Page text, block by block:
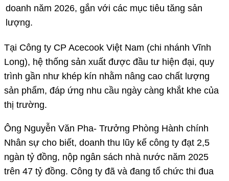
doanh năm 2026, gắn với các mục tiêu tăng sản
lượng.
Tại Công ty CP Acecook Việt Nam (chi nhánh Vĩnh
Long), hệ thống sản xuất được đầu tư hiện đại, quy
trình gần như khép kín nhằm nâng cao chất lượng
sản phẩm, đáp ứng nhu cầu ngày càng khắt khe của
thị trường.
Ông Nguyễn Văn Pha- Trưởng Phòng Hành chính
Nhân sự cho biết, doanh thu lũy kế công ty đạt 2,5
ngàn tỷ đồng, nộp ngân sách nhà nước năm 2025
trên 47 tỷ đồng. Công ty đã và đang tổ chức thi đua